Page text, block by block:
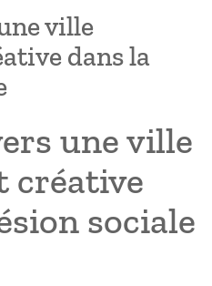
ville
dans la
une ville
créative
sociale